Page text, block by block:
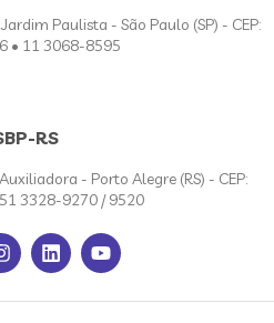
Paulista - São Paulo (SP) - CEP:
• 11 3068-8595
RS
- Porto Alegre (RS) - CEP:
3328-9270 / 9520